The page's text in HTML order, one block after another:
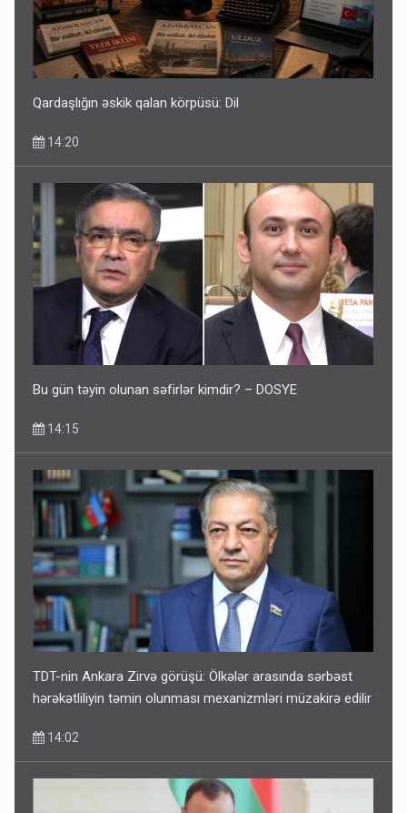
Qardaşlığın əskik qalan körpüsü: Dil
14:20
Bu gün təyin olunan səfirlər kimdir? – DOSYE
14:15
TDT-nin Ankara Zirvə görüşü: Ölkələr arasında sərbəst
hərəkətliliyin təmin olunması mexanizmləri müzakirə edilir
14:02